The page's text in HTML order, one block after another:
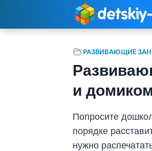
РАЗВИВАЮЩИЕ
и домиком
Попросите
порядке
нужно